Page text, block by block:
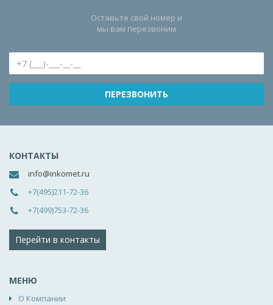
Оставьте свой номер и
мы вам перезвоним
КОНТАКТЫ
info@inkomet.ru
+7(495)211-72-36
+7(499)753-72-36
Перейти в контакты
МЕНЮ
О Компании